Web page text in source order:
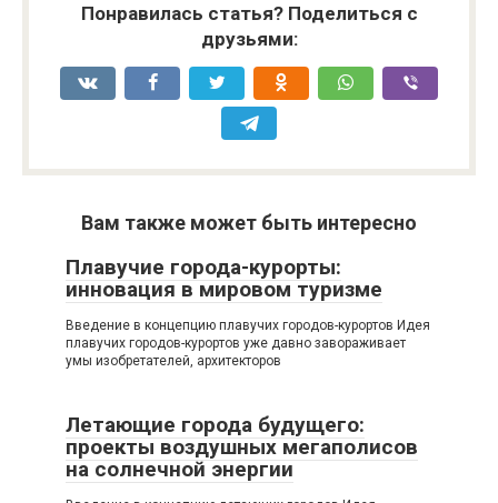
Понравилась статья? Поделиться с
друзьями:
Вам также может быть интересно
Плавучие города-курорты:
инновация в мировом туризме
Введение в концепцию плавучих городов-курортов Идея
плавучих городов-курортов уже давно завораживает
умы изобретателей, архитекторов
Летающие города будущего:
проекты воздушных мегаполисов
на солнечной энергии